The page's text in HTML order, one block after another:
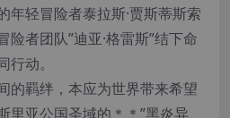
年轻冒险者泰拉斯·贾斯蒂斯索
者团队”迪亚·格雷斯”结下命
动。
的羁绊，本应为世界带来希望
亚公国圣域的＊＊”黑炎异